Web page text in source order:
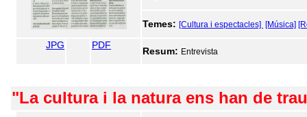
Temes: [Cultura i espectacles] [Música]
JPG PDF
Resum: Entrevista
"La cultura i la natura ens han de